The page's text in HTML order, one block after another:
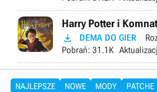
Harry Potter i
 DEMA DO GIER
Pobrań: 31.1K
NAJLEPSZE NOWE MODY PATCHE